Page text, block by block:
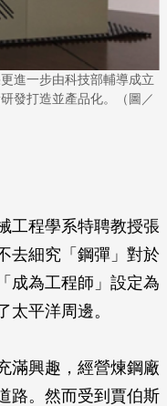
進一步由科技部輔導成立
發打造並產品化。（圖／
工程學系特聘教授張
去細究「鋼彈」對於
成為工程師」設定為
太平洋周邊。
滿興趣，經營煉鋼廠
路。然而受到賈伯斯